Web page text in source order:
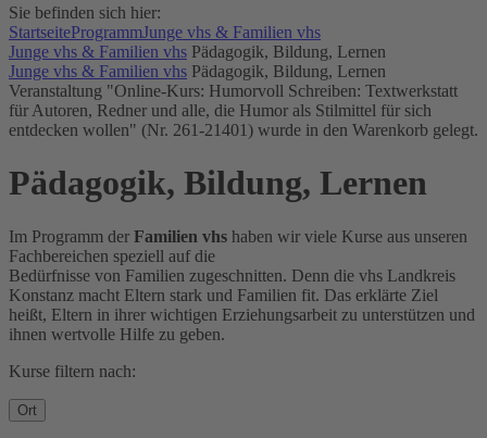
Sie befinden sich hier:
StartseiteProgrammJunge vhs & Familien vhs
Junge vhs & Familien vhs Pädagogik, Bildung, Lernen
Junge vhs & Familien vhs Pädagogik, Bildung, Lernen
Veranstaltung "Online-Kurs: Humorvoll Schreiben: Textwerkstatt
für Autoren, Redner und alle, die Humor als Stilmittel für sich
entdecken wollen" (Nr. 261-21401) wurde in den Warenkorb gelegt.
Pädagogik, Bildung, Lernen
Im Programm der Familien vhs haben wir viele Kurse aus unseren
Fachbereichen speziell auf die
Bedürfnisse von Familien zugeschnitten. Denn die vhs Landkreis
Konstanz macht Eltern stark und Familien fit. Das erklärte Ziel
heißt, Eltern in ihrer wichtigen Erziehungsarbeit zu unterstützen und
ihnen wertvolle Hilfe zu geben.
Kurse filtern nach:
Ort